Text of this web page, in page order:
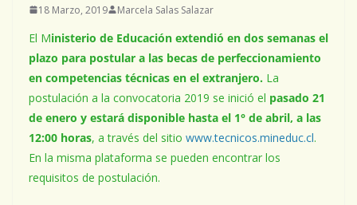
18 Marzo, 2019 Marcela Salas Salazar
El Ministerio de Educación extendió en dos semanas el
plazo para postular a las becas de perfeccionamiento
en competencias técnicas en el extranjero. La
postulación a la convocatoria 2019 se inició el pasado 21
de enero y estará disponible hasta el 1° de abril, a las
12:00 horas, a través del sitio www.tecnicos.mineduc.cl.
En la misma plataforma se pueden encontrar los
requisitos de postulación.